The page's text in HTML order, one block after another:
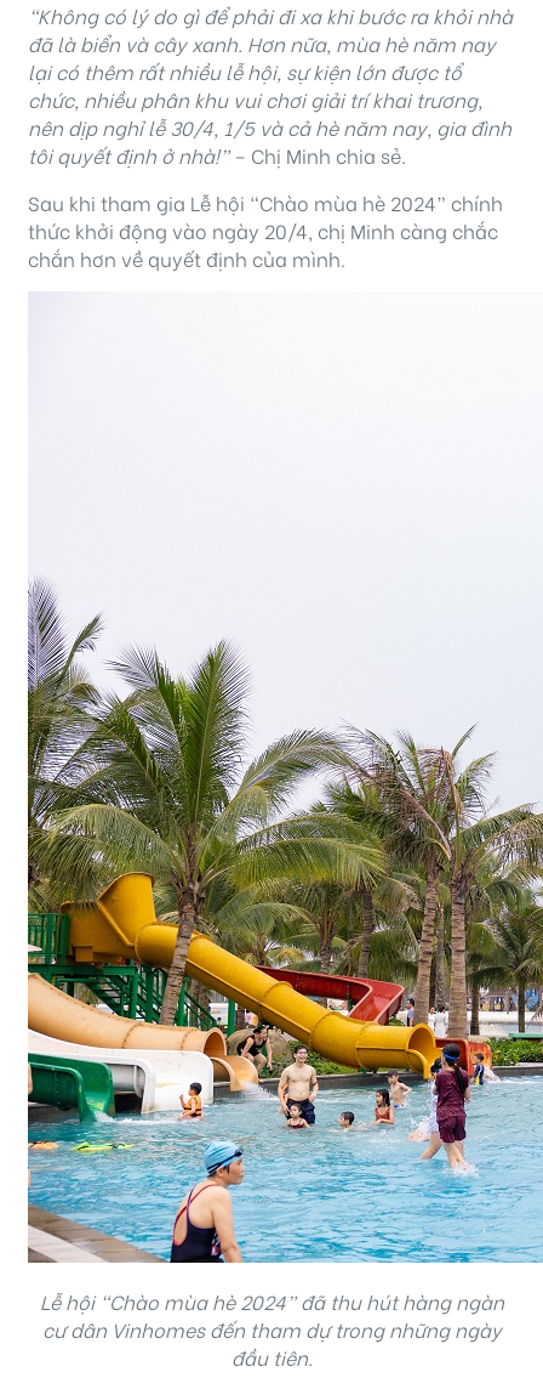
“Không có lý do gì để phải đi xa khi bước ra khỏi nhà
đã là biển và cây xanh. Hơn nữa, mùa hè năm nay
lại có thêm rất nhiều lễ hội, sự kiện lớn được tổ
chức, nhiều phân khu vui chơi giải trí khai trương,
nên dịp nghỉ lễ 30/4, 1/5 và cả hè năm nay, gia đình
tôi quyết định ở nhà!”– Chị Minh chia sẻ.
Sau khi tham gia Lễ hội “Chào mùa hè 2024” chính
thức khởi động vào ngày 20/4, chị Minh càng chắc
chắn hơn về quyết định của mình.
Lễ hội “Chào mùa hè 2024” đã thu hút hàng ngàn
cư dân Vinhomes đến tham dự trong những ngày
đầu tiên.